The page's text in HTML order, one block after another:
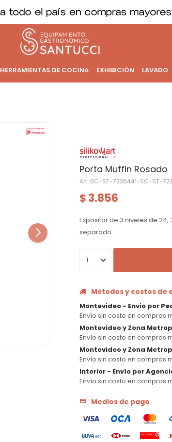
HERRAMIENTAS DE COCINA EXHIBICIÓN LAVADO
Porta Muffin Rosado
SC-ST-7236441-SC-ST-
$ 3.856
Expositor de 3 niveles de
separado
1
Métodos y costos de
Montevideo - Envio por
Envío sin costo en compras
Montevideo y Zona
Envío sin costo en compras
Montevideo y Zona
Envío sin costo en compras
Interior - Envío por
Envío sin costo en compras
Medios de pago